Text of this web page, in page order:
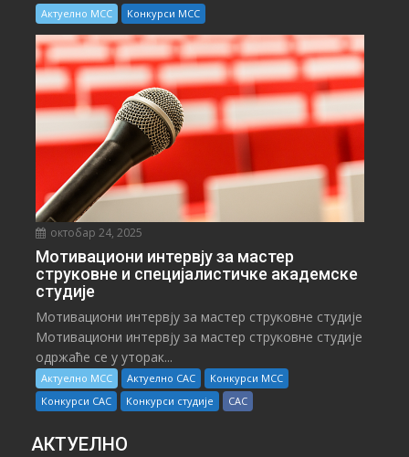
Актуелно МСС Конкурси МСС
октобар 24, 2025
Мотивациони интервју за мастер
струковне и специјалистичке академске
студије
Мотивациони интервју за мастер струковне студије
Мотивациони интервју за мастер струковне студије
одржаће се у уторак...
Актуелно МСС Актуелно САС
Конкурси МСС
Конкурси САС
Конкурси студије САС
АКТУЕЛНО